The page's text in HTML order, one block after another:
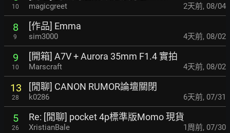
10 magicgreet 2天前, 08/04
8
9
[作品] Emma
sim3000 4天前, 08/02
9
10
[開箱] A7V + Aurora 35mm F1.4 實拍
Marscraft 4天前, 08/02
13
28
[閒聊] CANON RUMOR論壇關閉
k0286 6天前, 07/31
5
26
Re: [閒聊] pocket 4p標準版Momo 現貨
XristianBale 1周前, 07/30